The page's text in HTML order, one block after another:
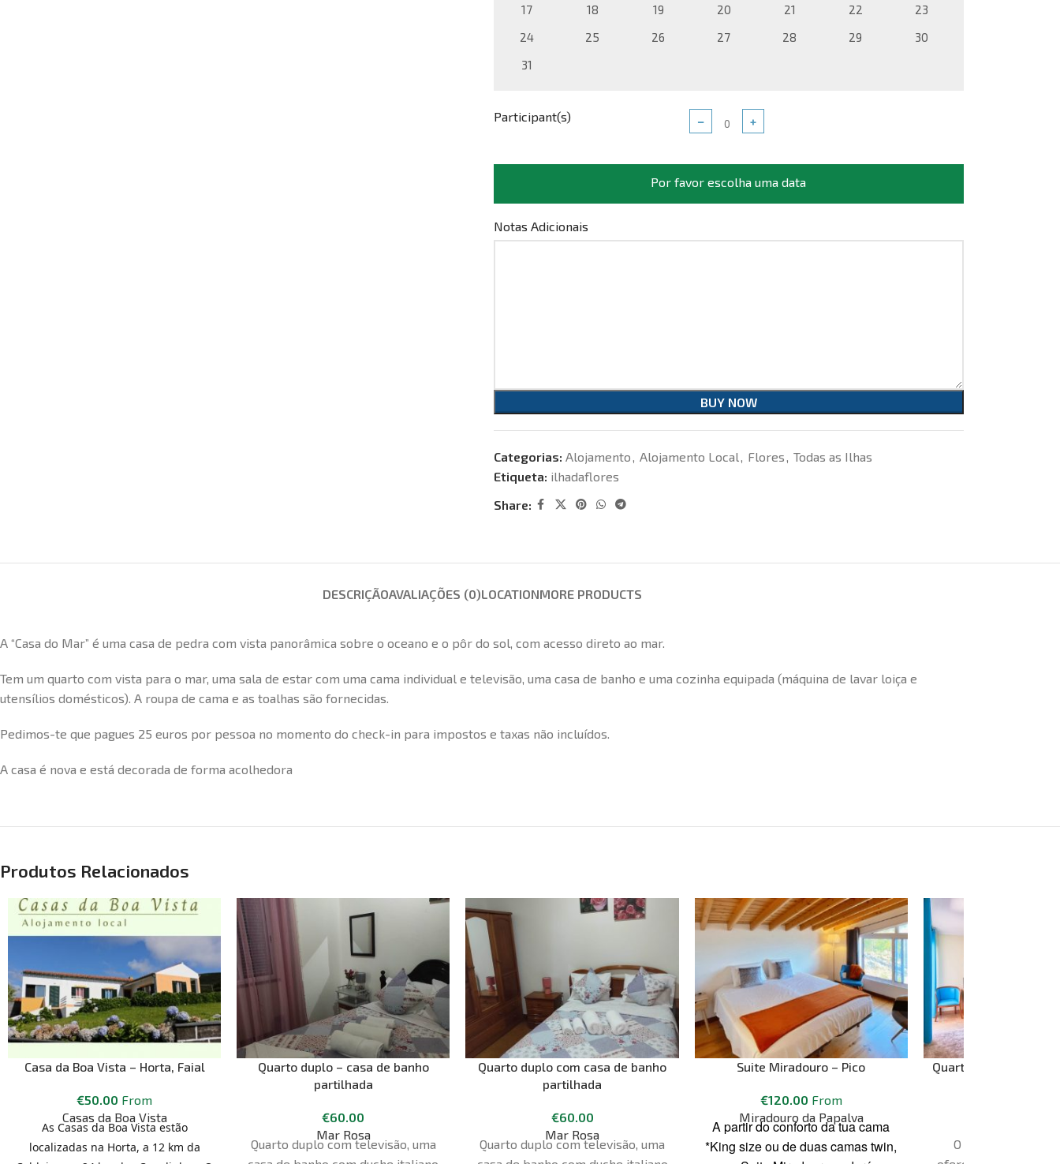
17
18 19 20 21 22
23
24
25 26 27 28 29
30
31
Participant(s) − +
Por favor escolha uma data
Notas Adicionais
BUY NOW
Categorias: Alojamento, Alojamento Local, Flores, Todas as Ilhas
Etiqueta: ilhadaflores
Share:
DESCRIÇÃOAVALIAÇÕES (0)LOCATIONMORE PRODUCTS
A “Casa do Mar” é uma casa de pedra com vista panorâmica sobre o oceano e o pôr do sol, com acesso direto ao mar.
Tem um quarto com vista para o mar, uma sala de estar com uma cama individual e televisão, uma casa de banho e uma cozinha equipada (máquina de lavar loiça e
utensílios domésticos). A roupa de cama e as toalhas são fornecidas.
Pedimos-te que pagues 25 euros por pessoa no momento do check-in para impostos e taxas não incluídos.
A casa é nova e está decorada de forma acolhedora
Produtos Relacionados
Casa da Boa Vista – Horta, Faial
€50.00 From
Casas da Boa Vista
As Casas da Boa Vista estão
localizadas na Horta, a 12 km da
Quarto duplo – casa de banho
partilhada
€60.00
Mar Rosa
Quarto duplo com televisão, uma
Quarto duplo com casa de banho
partilhada
€60.00
Mar Rosa
Quarto duplo com televisão, uma
Suite Miradouro – Pico
€120.00 From
Miradouro da Papalva
A partir do conforto da tua cama
*King size ou de duas camas twin,
Quarto Duplo ou
O Bela Vista